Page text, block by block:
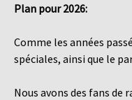
Plan pour 2026:
Comme les années
spéciales, ainsi que le
Nous avons des fans de